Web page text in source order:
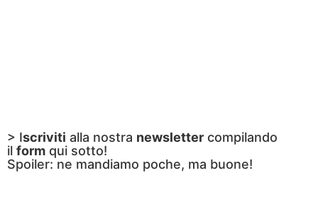
> Iscriviti alla nostra newsletter compilando
il form qui sotto!
Spoiler: ne mandiamo poche, ma buone!